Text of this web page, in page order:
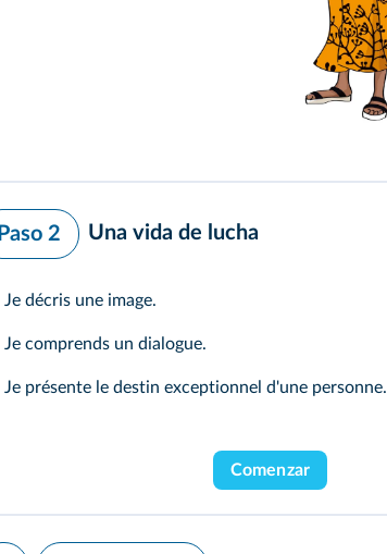
Paso 2 Una vida de lucha
Je décris une image.
Je comprends un dialogue.
Je présente le destin exceptionnel d'une personne.
Comenzar